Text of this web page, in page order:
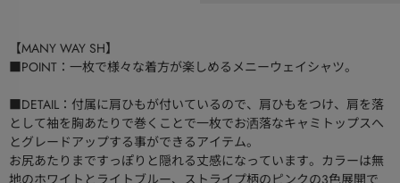
【MANY WAY SH】
■POINT：一枚で様々な着方が楽しめるメニーウェイシャツ。
■DETAIL：付属に肩ひもが付いているので、肩ひもをつけ、肩を落
として袖を胸あたりで巻くことで一枚でお洒落なキャミトップスへ
とグレードアップする事ができるアイテム。
お尻あたりまですっぽりと隠れる丈感になっています。カラーは無